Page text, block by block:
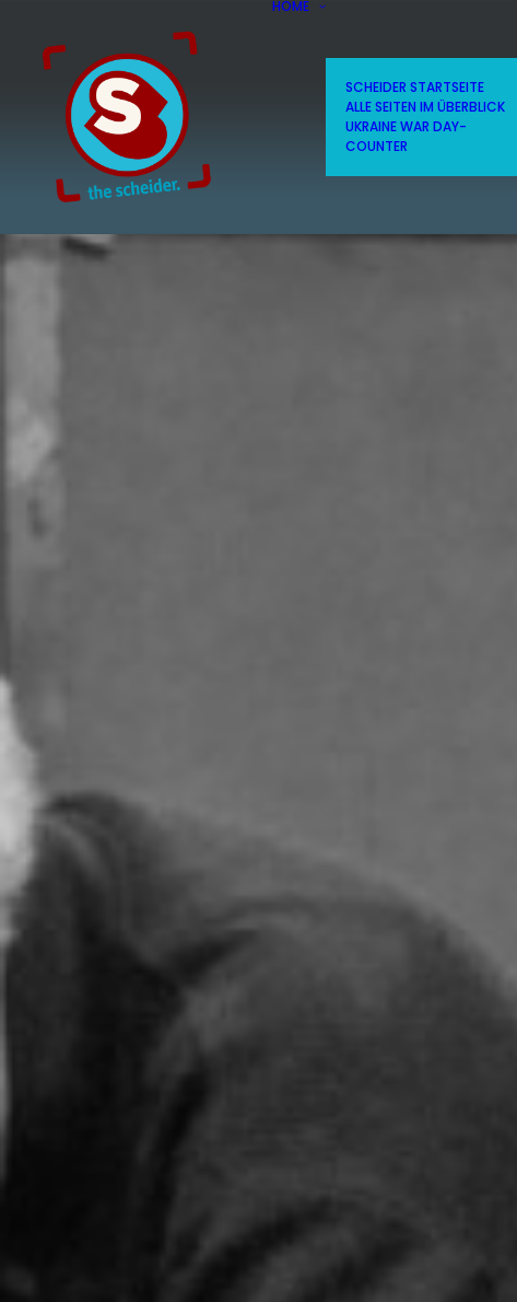
HOME
SCHEIDER STARTSEITE
ALLE SEITEN IM ÜBERBLICK
UKRAINE WAR DAY-
COUNTER